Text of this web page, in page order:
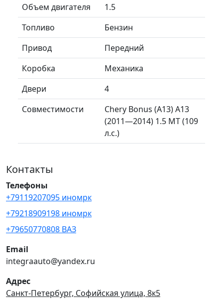
Объем двигателя
1.5
Топливо
Бензин
Привод
Передний
Коробка
Механика
Двери
4
Совместимости
Chery Bonus (A13) A13
(2011—2014) 1.5 MT (109
л.с.)
Контакты
Телефоны
+79119207095 иномрк
+79218909198 иномрк
+79650770808 ВАЗ
Email
integraauto@yandex.ru
Адрес
Санкт-Петербург, Софийская улица, 8к5